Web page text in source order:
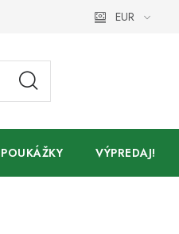
KontaktyEUR
VÝPREDAJ!